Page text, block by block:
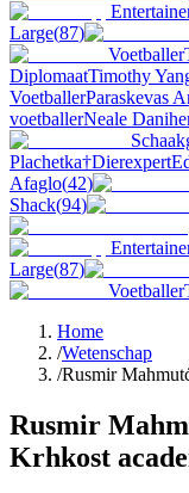
Large(87)
Voetballer
DiplomaatTimothy
VoetballerParaskevas
voetballerNeale
Plachetka†Dierexpert
Afaglo(42)
Shack(94)
Large(87)
Voetballer
Home
/Wetenschap
/Rusmir
Rusmir
Krhkost